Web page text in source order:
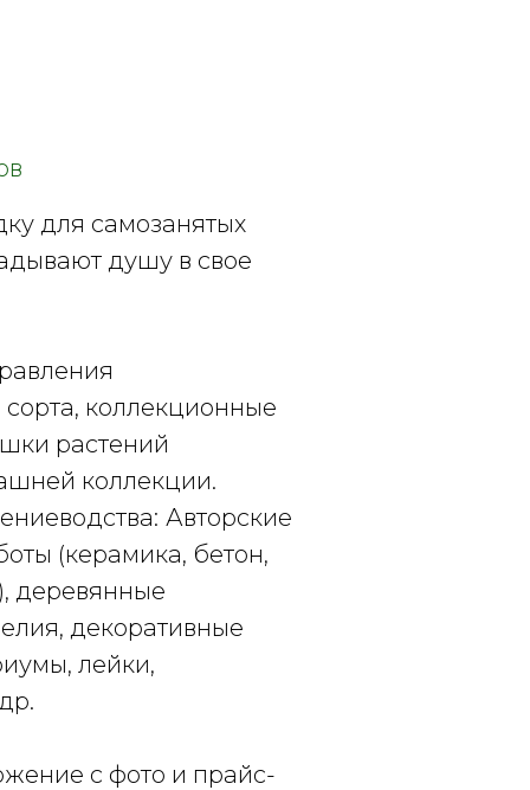
для самозанятых
душу в свое
коллекционные
растений
коллекции.
Авторские
(керамика, бетон,
деревянные
декоративные
лейки,
с фото и прайс-